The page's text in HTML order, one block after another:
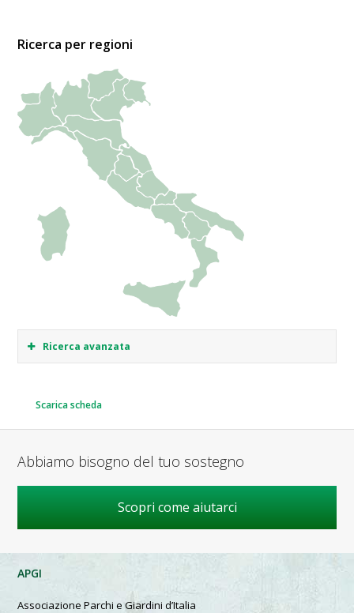
Ricerca per regioni
Ricerca avanzata
Scarica scheda
Abbiamo bisogno del tuo sostegno
Scopri come aiutarci
APGI
Associazione Parchi e Giardini d’Italia